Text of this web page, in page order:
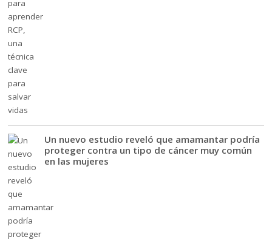
Un nuevo estudio reveló que amamantar podría
proteger contra un tipo de cáncer muy común
en las mujeres